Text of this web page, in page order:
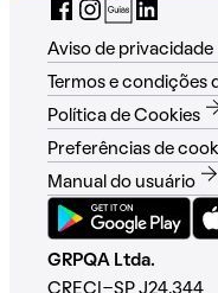
Aviso de privacidade
Termos e condições
Política de Cookies
Preferências de
Manual do usuário
GRPQA Ltda.